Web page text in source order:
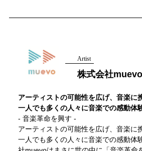
muevoクラウドファンディング
muevoコミュニティ
ぶいクラ！by muevo
ぶいコミュ！by muevo
ぶいマガ！ by muevo
Artist
株式会社muevo
アーティストの可能性を広げ、音楽に
一人でも多くの人々に音楽での感動体
- 音楽革命を興す -
アーティストの可能性を広げ、音楽に
一人でも多くの人々に音楽での感動体